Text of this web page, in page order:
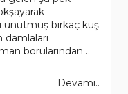
unutmuş birkaç kuş
damlaları
borularından ..
Devamı..